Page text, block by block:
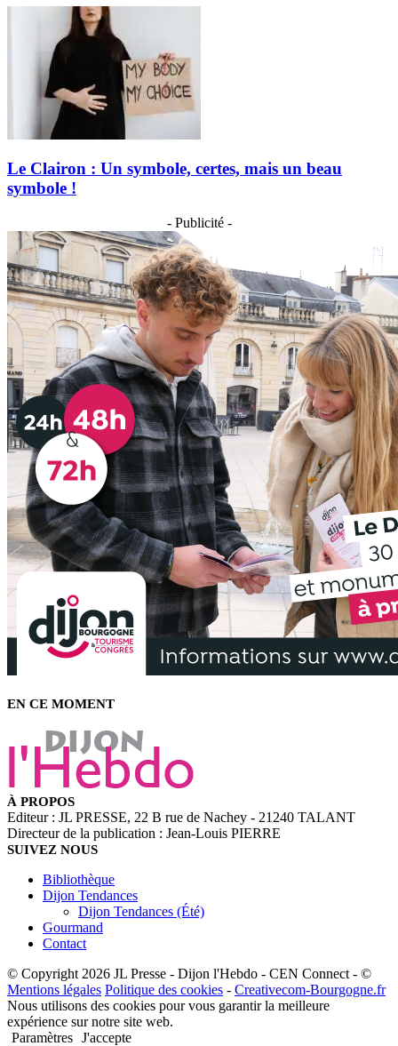
Le Clairon : Un symbole, certes, mais un beau
symbole !
- Publicité -
EN CE MOMENT
À PROPOS
Editeur : JL PRESSE, 22 B rue de Nachey - 21240 TALANT
Directeur de la publication : Jean-Louis PIERRE
SUIVEZ NOUS
Bibliothèque
Dijon Tendances
Dijon Tendances (Été)
Gourmand
Contact
© Copyright 2026 JL Presse - Dijon l'Hebdo - CEN Connect - ©
Mentions légales Politique des cookies - Creativecom-Bourgogne.fr
Nous utilisons des cookies pour vous garantir la meilleure
expérience sur notre site web.
Paramètres J'accepte